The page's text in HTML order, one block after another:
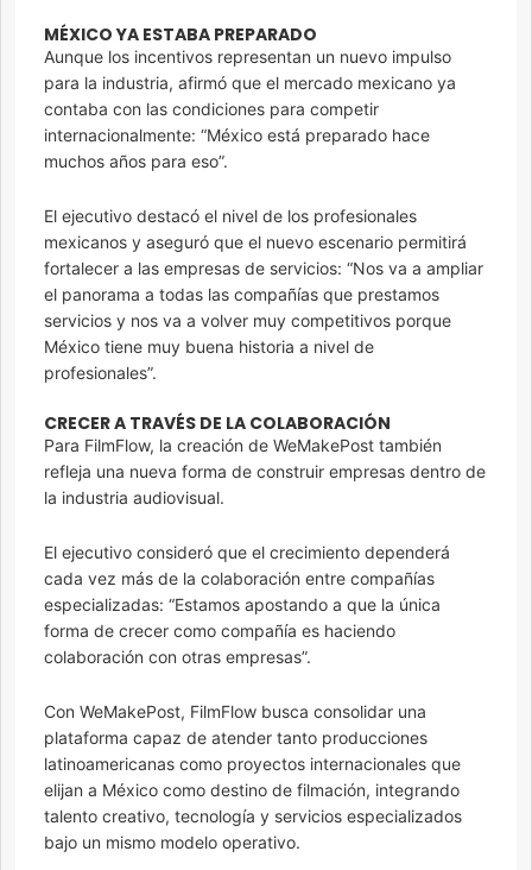
MÉXICO YA ESTABA PREPARADO
Aunque los incentivos representan un nuevo impulso
para la industria, afirmó que el mercado mexicano ya
contaba con las condiciones para competir
internacionalmente: “México está preparado hace
muchos años para eso”.
El ejecutivo destacó el nivel de los profesionales
mexicanos y aseguró que el nuevo escenario permitirá
fortalecer a las empresas de servicios: “Nos va a ampliar
el panorama a todas las compañías que prestamos
servicios y nos va a volver muy competitivos porque
México tiene muy buena historia a nivel de
profesionales”.
CRECER A TRAVÉS DE LA COLABORACIÓN
Para FilmFlow, la creación de WeMakePost también
refleja una nueva forma de construir empresas dentro de
la industria audiovisual.
El ejecutivo consideró que el crecimiento dependerá
cada vez más de la colaboración entre compañías
especializadas: “Estamos apostando a que la única
forma de crecer como compañía es haciendo
colaboración con otras empresas”.
Con WeMakePost, FilmFlow busca consolidar una
plataforma capaz de atender tanto producciones
latinoamericanas como proyectos internacionales que
elijan a México como destino de filmación, integrando
talento creativo, tecnología y servicios especializados
bajo un mismo modelo operativo.